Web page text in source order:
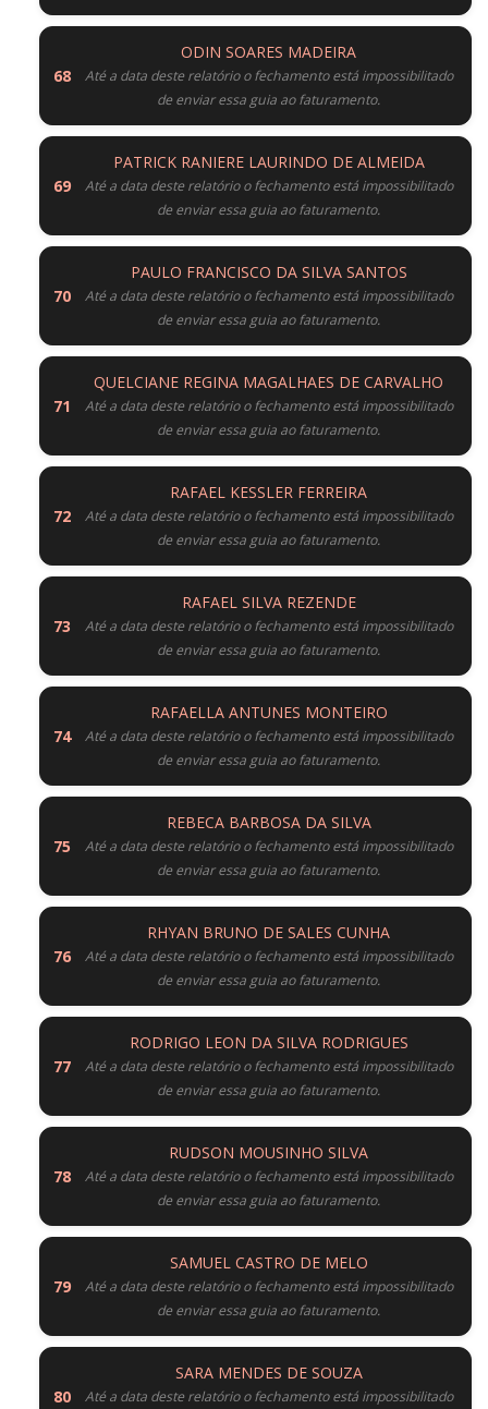
ODIN SOARES MADEIRA
Até a data deste relatório o fechamento está impossibilitado
de enviar essa guia ao faturamento.
PATRICK RANIERE LAURINDO DE ALMEIDA
Até a data deste relatório o fechamento está impossibilitado
de enviar essa guia ao faturamento.
PAULO FRANCISCO DA SILVA SANTOS
Até a data deste relatório o fechamento está impossibilitado
de enviar essa guia ao faturamento.
QUELCIANE REGINA MAGALHAES DE CARVALHO
Até a data deste relatório o fechamento está impossibilitado
de enviar essa guia ao faturamento.
RAFAEL KESSLER FERREIRA
Até a data deste relatório o fechamento está impossibilitado
de enviar essa guia ao faturamento.
RAFAEL SILVA REZENDE
Até a data deste relatório o fechamento está impossibilitado
de enviar essa guia ao faturamento.
RAFAELLA ANTUNES MONTEIRO
Até a data deste relatório o fechamento está impossibilitado
de enviar essa guia ao faturamento.
REBECA BARBOSA DA SILVA
Até a data deste relatório o fechamento está impossibilitado
de enviar essa guia ao faturamento.
RHYAN BRUNO DE SALES CUNHA
Até a data deste relatório o fechamento está impossibilitado
de enviar essa guia ao faturamento.
RODRIGO LEON DA SILVA RODRIGUES
Até a data deste relatório o fechamento está impossibilitado
de enviar essa guia ao faturamento.
RUDSON MOUSINHO SILVA
Até a data deste relatório o fechamento está impossibilitado
de enviar essa guia ao faturamento.
SAMUEL CASTRO DE MELO
Até a data deste relatório o fechamento está impossibilitado
de enviar essa guia ao faturamento.
SARA MENDES DE SOUZA
Até a data deste relatório o fechamento está impossibilitado